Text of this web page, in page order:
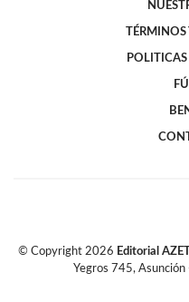
TÉRMINOS
© Copyright 2026 Editorial
Yegros 745,